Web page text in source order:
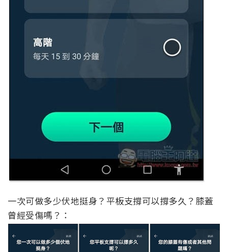
一次可做多少伏地挺身？平板支撐可以撐多久？膝蓋
曾經受傷嗎？：